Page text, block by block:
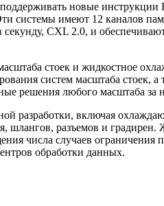
новые
имеют 12 каналов
CXL 2.0, и
стоек и жидкостное
систем масштаба стоек,
решения любого масштаба за
разработки, включая
шлангов, разъемов и
числа случаев ограничения
обработки данных.